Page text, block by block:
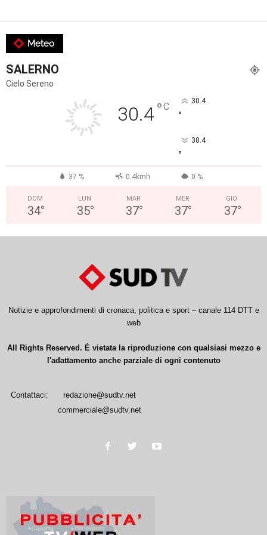
Meteo
SALERNO
Cielo Sereno
30.4°C 30.4
°
30.4
°
37 % 0.4kmh 0 %
DOM
34°
LUN
35°
MAR
37°
MER
37°
GIO
37°
Notizie e approfondimenti di cronaca, politica e sport – canale 114 DTT e
web
All Rights Reserved. È vietata la riproduzione con qualsiasi mezzo e
l'adattamento anche parziale di ogni contenuto
Contattaci:
redazione@sudtv.net
commerciale@sudtv.net